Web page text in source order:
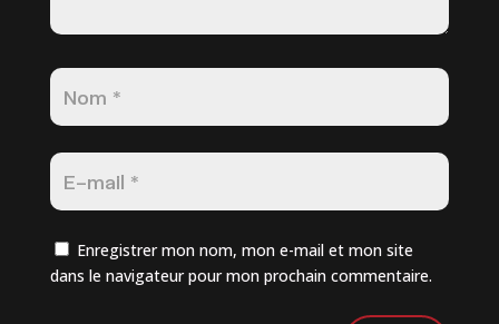
Enregistrer mon nom, mon e-mail et mon site
dans le navigateur pour mon prochain commentaire.